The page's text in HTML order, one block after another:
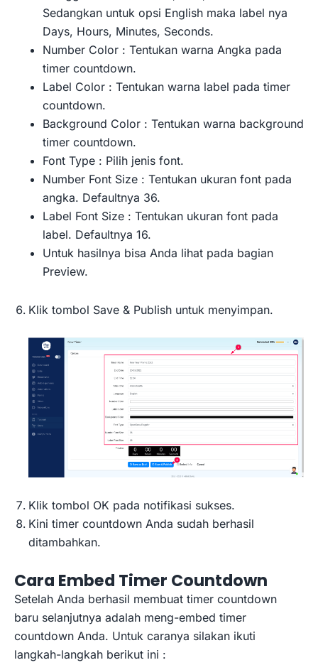
Sedangkan untuk opsi English maka label nya
Days, Hours, Minutes, Seconds.
Number Color : Tentukan warna Angka pada
timer countdown.
Label Color : Tentukan warna label pada timer
countdown.
Background Color : Tentukan warna background
timer countdown.
Font Type : Pilih jenis font.
Number Font Size : Tentukan ukuran font pada
angka. Defaultnya 36.
Label Font Size : Tentukan ukuran font pada
label. Defaultnya 16.
Untuk hasilnya bisa Anda lihat pada bagian
Preview.
Klik tombol Save & Publish untuk menyimpan.
Klik tombol OK pada notifikasi sukses.
Kini timer countdown Anda sudah berhasil
ditambahkan.
Cara Embed Timer Countdown
Setelah Anda berhasil membuat timer countdown
baru selanjutnya adalah meng-embed timer
countdown Anda. Untuk caranya silakan ikuti
langkah-langkah berikut ini :